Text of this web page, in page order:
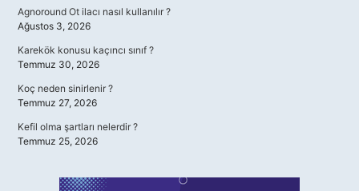
Agnoround Ot ilacı nasıl kullanılır ?
Ağustos 3, 2026
Karekök konusu kaçıncı sınıf ?
Temmuz 30, 2026
Koç neden sinirlenir ?
Temmuz 27, 2026
Kefil olma şartları nelerdir ?
Temmuz 25, 2026